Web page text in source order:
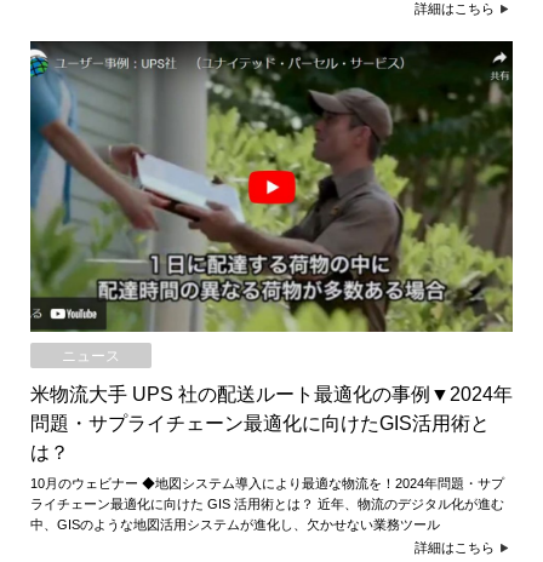
詳細はこちら
ニュース
米物流大手 UPS 社の配送ルート最適化の事例▼2024年
問題・サプライチェーン最適化に向けたGIS活用術と
は？
10月のウェビナー ◆地図システム導入により最適な物流を！2024年問題・サプ
ライチェーン最適化に向けた GIS 活用術とは？ 近年、物流のデジタル化が進む
中、GISのような地図活用システムが進化し、欠かせない業務ツール
詳細はこちら